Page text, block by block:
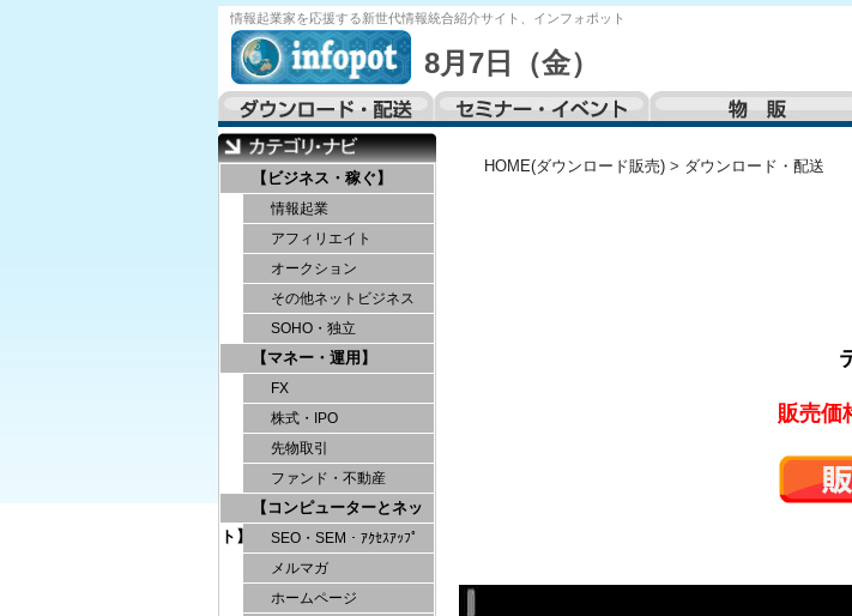
情報起業家を応援する新世代情報統合紹介サイト、 インフォポット
8月7日（金）
【ビジネス・稼ぐ】
情報起業
アフィリエイト
オークション
その他ネットビジネス
SOHO・独立
【マネー・運用】
FX
株式・IPO
先物取引
ファンド・不動産
【コンピューターとネッ
ト】
SEO・SEM・ｱｸｾｽｱｯﾌﾟ
メルマガ
ホームページ
HOME(ダウンロード販売) > ダウンロード・配送
販売価